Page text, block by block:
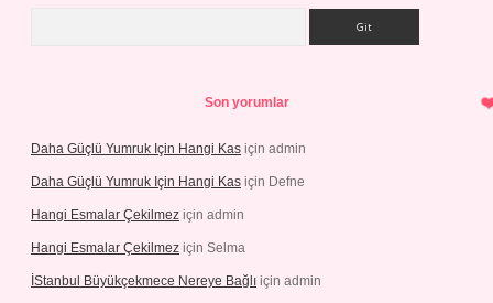
Son yorumlar
Daha Güçlü Yumruk Için Hangi Kas için admin
Daha Güçlü Yumruk Için Hangi Kas için Defne
Hangi Esmalar Çekilmez için admin
Hangi Esmalar Çekilmez için Selma
İStanbul Büyükçekmece Nereye Bağlı için admin